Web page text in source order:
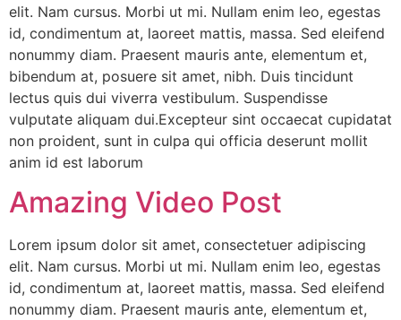
elit. Nam cursus. Morbi ut mi. Nullam enim leo, egestas
id, condimentum at, laoreet mattis, massa. Sed eleifend
nonummy diam. Praesent mauris ante, elementum et,
bibendum at, posuere sit amet, nibh. Duis tincidunt
lectus quis dui viverra vestibulum. Suspendisse
vulputate aliquam dui.Excepteur sint occaecat cupidatat
non proident, sunt in culpa qui officia deserunt mollit
anim id est laborum
Amazing Video Post
Lorem ipsum dolor sit amet, consectetuer adipiscing
elit. Nam cursus. Morbi ut mi. Nullam enim leo, egestas
id, condimentum at, laoreet mattis, massa. Sed eleifend
nonummy diam. Praesent mauris ante, elementum et,